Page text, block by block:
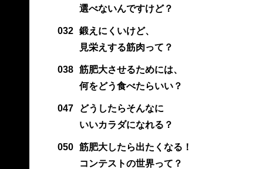
選べないんですけど？
032
鍛えにくいけど、
見栄えする筋肉って？
038
筋肥大させるためには、
何をどう食べたらいい？
047
どうしたらそんなに
いいカラダになれる？
050
筋肥大したら出たくなる！
コンテストの世界って？